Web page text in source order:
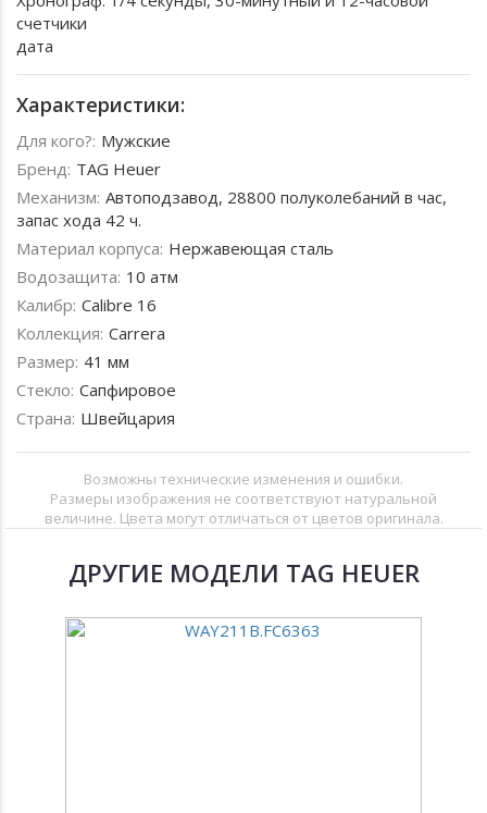
счетчики
дата
Характеристики:
Для кого?: Мужские
Бренд: TAG Heuer
Механизм: Автоподзавод, 28800 полуколебаний в час,
запас хода 42 ч.
Материал корпуса: Нержавеющая сталь
Водозащита: 10 атм
Калибр: Calibre 16
Коллекция: Carrera
Размер: 41 мм
Стекло: Сапфировое
Страна: Швейцария
Возможны технические изменения и ошибки.
Размеры изображения не соответствуют натуральной
величине. Цвета могут отличаться от цветов оригинала.
ДРУГИЕ МОДЕЛИ TAG HEUER